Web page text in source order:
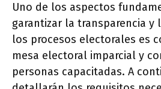
Uno de los aspectos
garantizar la transparencia y
los procesos electorales es
mesa electoral imparcial y
personas capacitadas. A